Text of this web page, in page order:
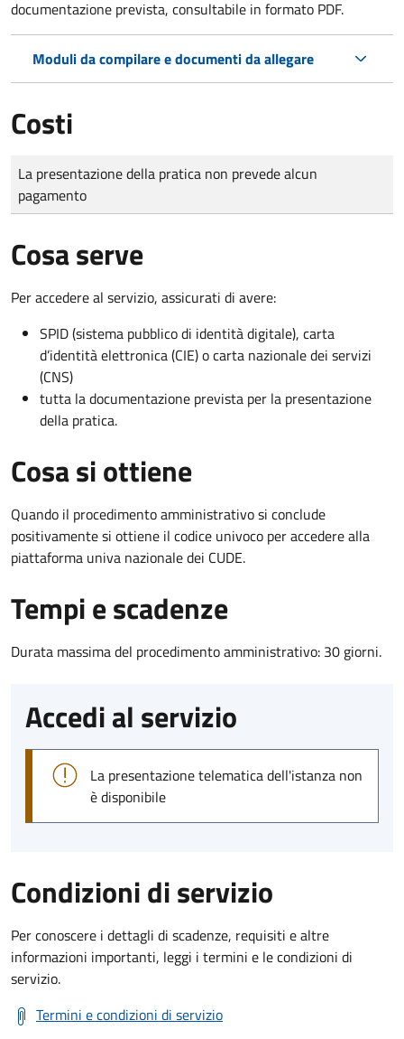
documentazione prevista, consultabile in formato PDF.
Moduli da compilare e documenti da allegare
Costi
Tipo di pagamento
Importo
La presentazione della pratica non prevede alcun
pagamento
Cosa serve
Per accedere al servizio, assicurati di avere:
SPID (sistema pubblico di identità digitale), carta
d’identità elettronica (CIE) o carta nazionale dei servizi
(CNS)
tutta la documentazione prevista per la presentazione
della pratica.
Cosa si ottiene
Quando il procedimento amministrativo si conclude
positivamente si ottiene il codice univoco per accedere alla
piattaforma univa nazionale dei CUDE.
Tempi e scadenze
Durata massima del procedimento amministrativo: 30 giorni.
Accedi al servizio
La presentazione telematica dell'istanza non
è disponibile
Condizioni di servizio
Per conoscere i dettagli di scadenze, requisiti e altre
informazioni importanti, leggi i termini e le condizioni di
servizio.
Termini e condizioni di servizio